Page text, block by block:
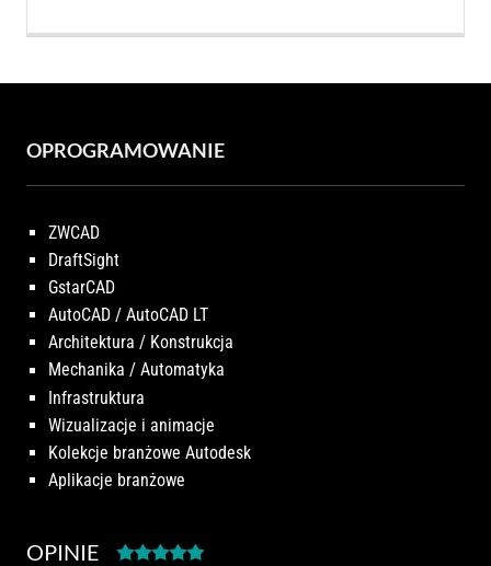
OPROGRAMOWANIE
ZWCAD
DraftSight
GstarCAD
AutoCAD / AutoCAD LT
Architektura / Konstrukcja
Mechanika / Automatyka
Infrastruktura
Wizualizacje i animacje
Kolekcje branżowe Autodesk
Aplikacje branżowe
OPINIE